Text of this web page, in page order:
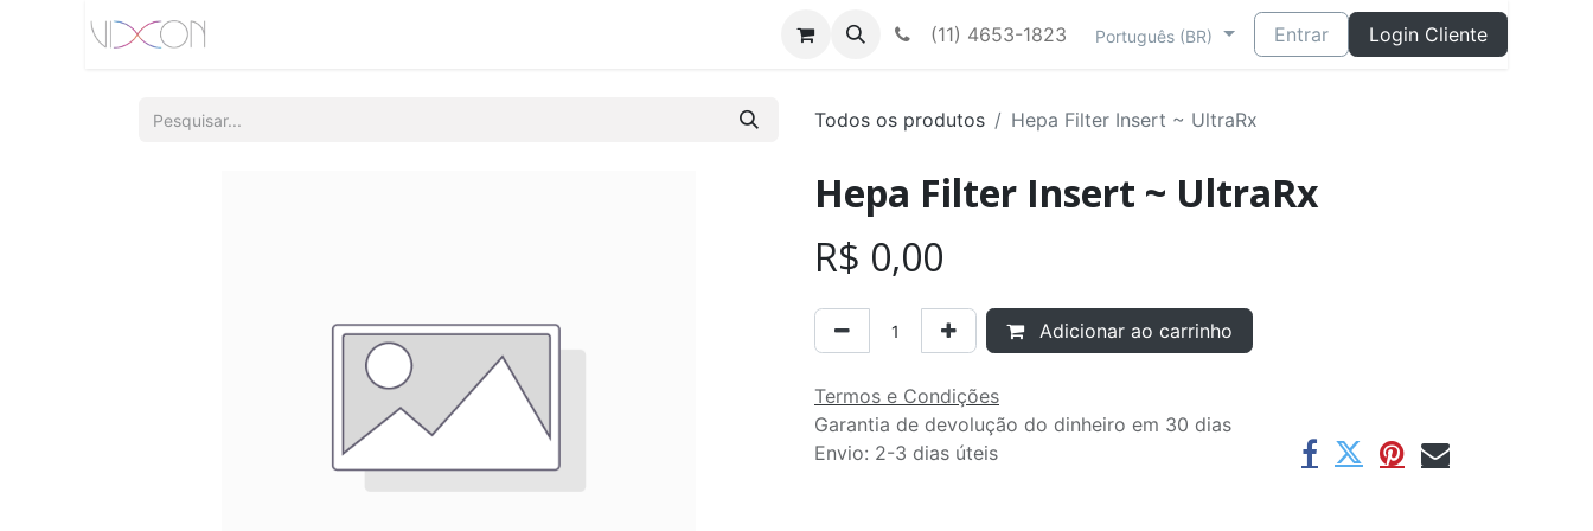
(11) 4653-1823 Português (BR) Entrar Login Cliente
Todos os produtos Hepa Filter Insert ~ UltraRx
Hepa Filter Insert ~ UltraRx
R$ 0,00
Adicionar ao carrinho
Termos e Condições
Garantia de devolução do dinheiro em 30 dias
Envio: 2-3 dias úteis